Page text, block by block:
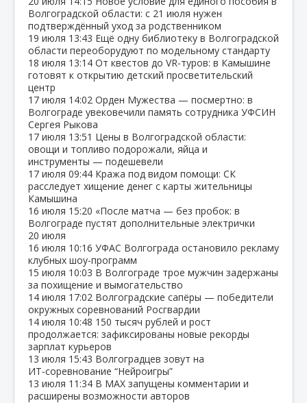
Волгоградской области: с 21 июля нужен
подтверждённый уход за родственником
19 июля 13:43 Ещё одну библиотеку в Волгоградской
области переоборудуют по модельному стандарту
18 июля 13:14 От квестов до VR‑туров: в Камышине
готовят к открытию детский просветительский
центр
17 июля 14:02 Орден Мужества — посмертно: в
Волгограде увековечили память сотрудника УФСИН
Сергея Рыкова
17 июля 13:51 Цены в Волгоградской области:
овощи и топливо подорожали, яйца и
инструменты — подешевели
17 июля 09:44 Кража под видом помощи: СК
расследует хищение денег с карты жительницы
Камышина
16 июля 15:20 «После матча — без пробок: в
Волгограде пустят дополнительные электрички
20 июля
16 июля 10:16 УФАС Волгограда остановило рекламу
клубных шоу‑программ
15 июля 10:03 В Волгограде трое мужчин задержаны
за похищение и вымогательство
14 июля 17:02 Волгоградские сапёры — победители
окружных соревнований Росгвардии
14 июля 10:48 150 тысяч рублей и рост
продолжается: зафиксированы новые рекорды
зарплат курьеров
13 июля 15:43 Волгоградцев зовут на
ИТ‑соревнование “Нейроигры”
13 июля 11:34 В МАХ запущены комментарии и
расширены возможности авторов